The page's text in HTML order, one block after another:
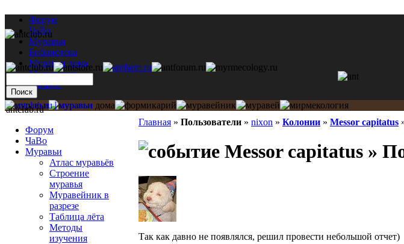
Форум
ЧаВо
Муравьи
Библиотека
Муравьи дома
Мастерская
Каталог
Главная » Пользователи » nixon » Колонии » Messor capitatus
Messor capitatus »
Так как давно не появлялся, решил провести небольшой отчет)
antclub.ru
Форум
ЧаВо
Муравьи
Атлас муравьёв
Строение
муравья
Муравейник в
разрезе
Таблица лёта
Методы
изучения